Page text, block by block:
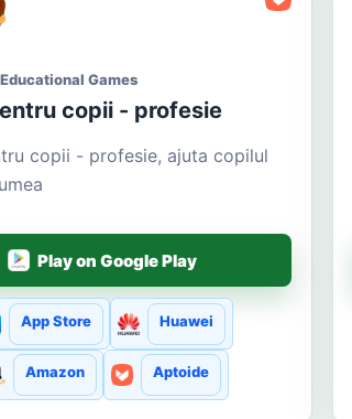
Games
copii - profesie
copii - profesie, ajuta copilul
Play on Google Play
App Store Huawei
Amazon Aptoide